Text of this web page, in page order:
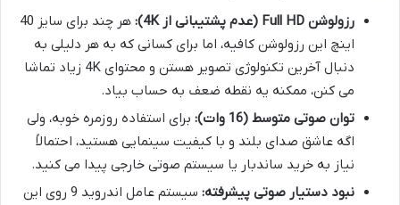
رزولوشن Full HD (عدم پشتیبانی از 4K):
هر چند برای سایز 40
اینچ این رزولوشن کافیه، اما برای کسانی که به هر دلیلی به
دنبال آخرین تکنولوژی تصویر هستن و محتوای 4K زیاد تماشا
می کنن، ممکنه یه نقطه ضعف به حساب بیاد.
توان صوتی متوسط (16 وات):
برای استفاده روزمره خوبه، ولی
اگه عاشق صدای بلند و با کیفیت سینمایی هستید، احتمالاً
نیاز به خرید ساندبار یا سیستم صوتی خارجی پیدا می کنید.
نبود دستیار صوتی پیشرفته:
سیستم عامل اندروید 9 روی این